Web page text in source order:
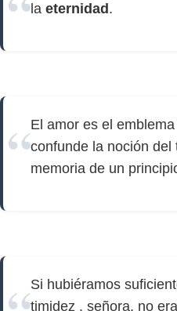
la eternidad .
El amor es el
confunde la noción
memoria de un
Si hubiéramos
timidez , señora, no